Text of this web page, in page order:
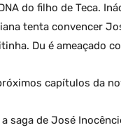
do filho de Teca.
tenta convencer
Du é ameaçado
capítulos da
saga de José